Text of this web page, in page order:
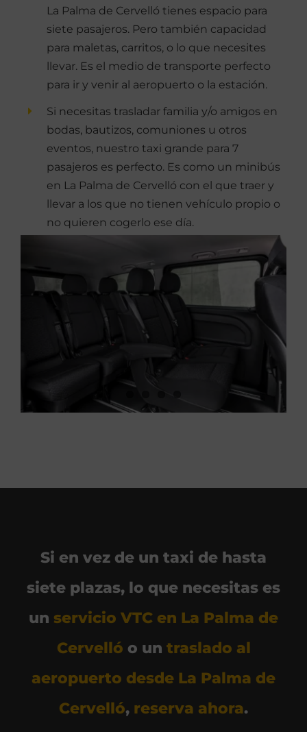
La Palma de Cervelló tienes espacio para
siete pasajeros. Pero también capacidad
para maletas, carritos, o lo que necesites
llevar. Es el medio de transporte perfecto
para ir y venir al aeropuerto o la estación.
Si necesitas trasladar familia y/o amigos en
bodas, bautizos, comuniones u otros
eventos, nuestro taxi grande para 7
pasajeros es perfecto. Es como un minibús
en La Palma de Cervelló con el que traer y
llevar a los que no tienen vehículo propio o
no quieren cogerlo ese día.
Si en vez de un taxi de hasta
siete plazas, lo que necesitas es
un servicio VTC en La Palma de
Cervelló o un traslado al
aeropuerto desde La Palma de
Cervelló, reserva ahora.